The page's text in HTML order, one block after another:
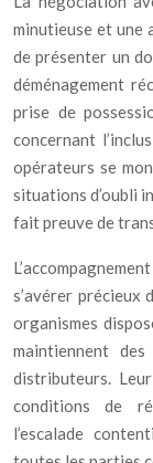
minutieuse et une
de présenter un
déménagement
prise de
concernant
opérateurs se
situations d’oubli
fait preuve de
s’avérer précieux
organismes
maintiennent
distributeurs.
conditions de
l’escalade